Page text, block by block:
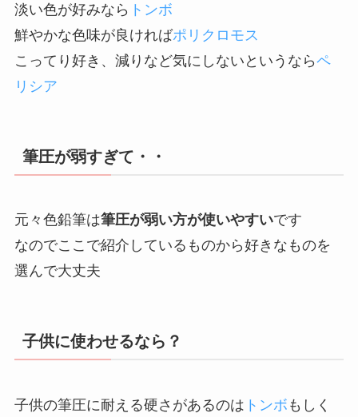
淡い色が好みなら トンボ
鮮やかな色味が良ければポリクロモス
こってり好き、減りなど気にしないというならペ
リシア
筆圧が弱すぎて・・
元々色鉛筆は筆圧が弱い方が使いやすいです
なのでここで紹介しているものから好きなものを
選んで大丈夫
子供に使わせるなら？
子供の筆圧に耐える硬さがあるのは トンボ もしく